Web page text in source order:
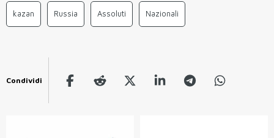
kazan Russia Assoluti Nazionali
Condividi